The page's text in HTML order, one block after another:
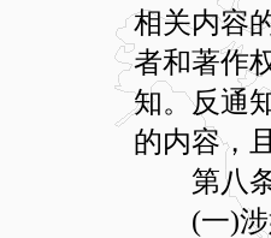
相关内容
者和著作
知。反通
的内容，
第八条
(一)涉